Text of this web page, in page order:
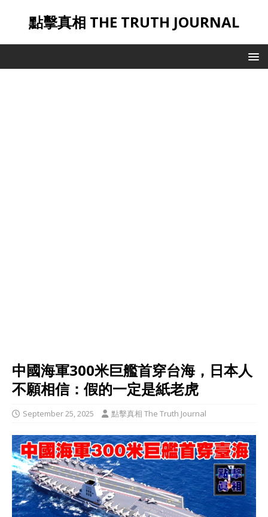
點擊真相 THE TRUTH JOURNAL
中國海軍300米巨艦首穿台海，日本人
不願相信：假的一定是紙老虎
September 25, 2025 點擊真相 The Truth Journal